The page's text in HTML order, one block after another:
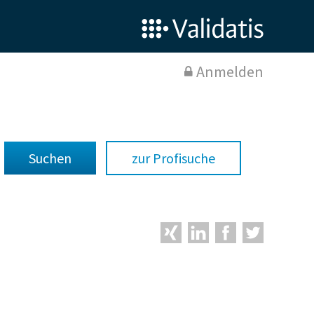
Anmelden
zur Profisuche